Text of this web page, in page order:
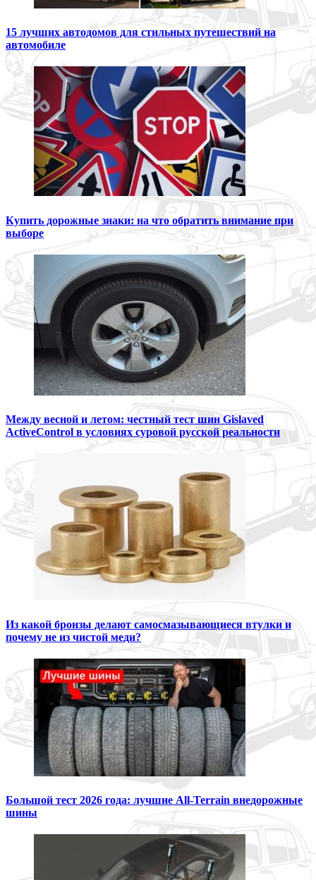
15 лучших автодомов для стильных путешествий на
автомобиле
Купить дорожные знаки: на что обратить внимание при
выборе
Между весной и летом: честный тест шин Gislaved
ActiveControl в условиях суровой русской реальности
Из какой бронзы делают самосмазывающиеся втулки и
почему не из чистой меди?
Большой тест 2026 года: лучшие All-Terrain внедорожные
шины